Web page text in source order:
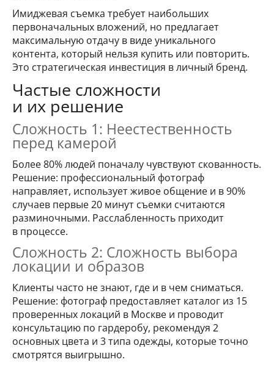
Имиджевая съемка требует наибольших
первоначальных вложений, но предлагает
максимальную отдачу в виде уникального
контента, который нельзя купить или повторить.
Это стратегическая инвестиция в личный бренд.
Частые сложности
и их решение
Сложность 1: Неестественность
перед камерой
Более 80% людей поначалу чувствуют скованность.
Решение: профессиональный фотограф
направляет, использует живое общение и в 90%
случаев первые 20 минут съемки считаются
разминочными. Расслабленность приходит
в процессе.
Сложность 2: Сложность выбора
локации и образов
Клиенты часто не знают, где и в чем сниматься.
Решение: фотограф предоставляет каталог из 15
проверенных локаций в Москве и проводит
консультацию по гардеробу, рекомендуя 2
основных цвета и 3 типа одежды, которые точно
смотрятся выигрышно.